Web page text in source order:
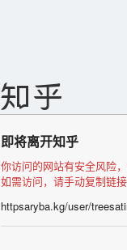
即将离开知乎
你访问的网站有安全风险
如需访问，请手动复制链接
httpsaryba.kg/user/